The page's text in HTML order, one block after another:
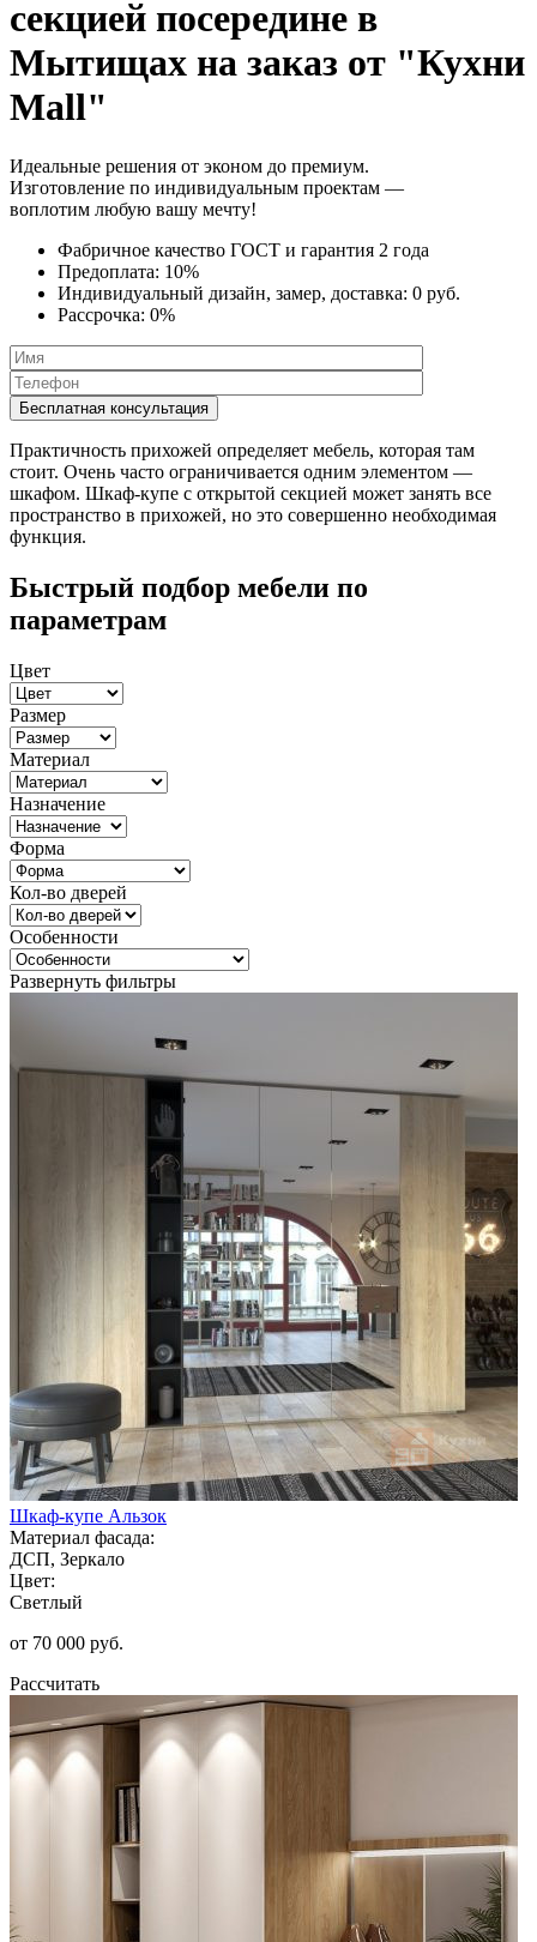
секцией посередине в
Мытищах на заказ от "Кухни
Mall"
Идеальные решения от эконом до премиум.
Изготовление по индивидуальным проектам —
воплотим любую вашу мечту!
Фабричное качество ГОСТ и гарантия 2 года
Предоплата: 10%
Индивидуальный дизайн, замер, доставка: 0 руб.
Рассрочка: 0%
Практичность прихожей определяет мебель, которая там
стоит. Очень часто ограничивается одним элементом —
шкафом. Шкаф-купе с открытой секцией может занять все
пространство в прихожей, но это совершенно необходимая
функция.
Быстрый подбор мебели по
параметрам
Цвет
Размер
Материал
Назначение
Форма
Кол-во дверей
Особенности
Развернуть фильтры
Шкаф-купе Альзок
Материал фасада:
ДСП, Зеркало
Цвет:
Светлый
от 70 000 руб.
Рассчитать